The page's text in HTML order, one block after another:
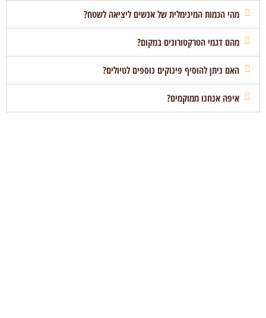
מהי הכמות המינימלית של אנשים ליציאה לשטח?
מהם דגמי הטרקטורונים במקום?
האם ניתן להוסיף פינוקים נוספים לטיולים?
איפה אנחנו ממוקמים?